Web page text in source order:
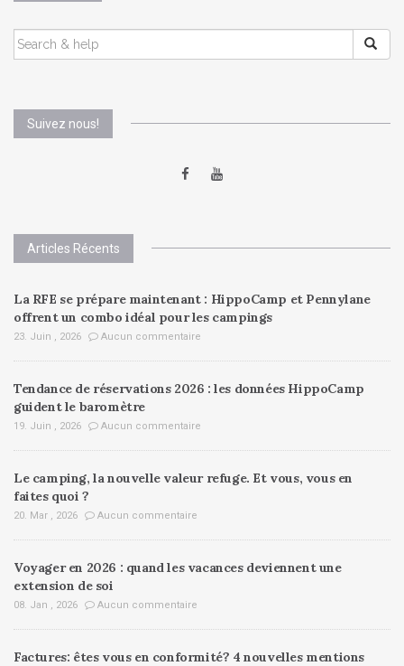
SEARCH
FOR:
Suivez nous!
Articles Récents
La RFE se prépare maintenant : HippoCamp et Pennylane
offrent un combo idéal pour les campings
23. Juin , 2026 Aucun commentaire
Tendance de réservations 2026 : les données HippoCamp
guident le baromètre
19. Juin , 2026 Aucun commentaire
Le camping, la nouvelle valeur refuge. Et vous, vous en
faites quoi ?
20. Mar , 2026 Aucun commentaire
Voyager en 2026 : quand les vacances deviennent une
extension de soi
08. Jan , 2026 Aucun commentaire
Factures: êtes vous en conformité? 4 nouvelles mentions